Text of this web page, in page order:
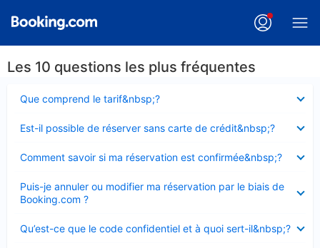
Les 10 questions les plus fréquentes
Que comprend le tarif&nbsp;?
fermé
Est-il possible de réserver sans carte de crédit&nbsp;?
fermé
Comment savoir si ma réservation est confirmée&nbsp;?
fermé
Puis-je annuler ou modifier ma réservation par le biais de
Booking.com ?
fermé
Qu’est-ce que le code confidentiel et à quoi sert-il&nbsp;?
fermé